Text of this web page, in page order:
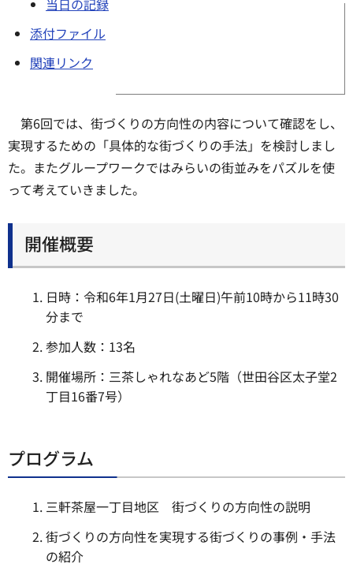
当日の記録
添付ファイル
関連リンク
第6回では、街づくりの方向性の内容について確認をし、
実現するための「具体的な街づくりの手法」を検討しまし
た。またグループワークではみらいの街並みをパズルを使
って考えていきました。
開催概要
日時：令和6年1月27日(土曜日)午前10時から11時30
分まで
参加人数：13名
開催場所：三茶しゃれなあど5階（世田谷区太子堂2
丁目16番7号）
プログラム
三軒茶屋一丁目地区 街づくりの方向性の説明
街づくりの方向性を実現する街づくりの事例・手法
の紹介